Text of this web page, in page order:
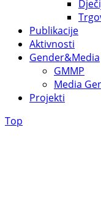
Publikacije
Aktivnosti
Gender&Media
GMMP
Media
Projekti
Top